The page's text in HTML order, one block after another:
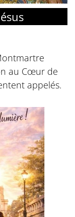
Coeur de Montmartre
au Cœur de
appelés.